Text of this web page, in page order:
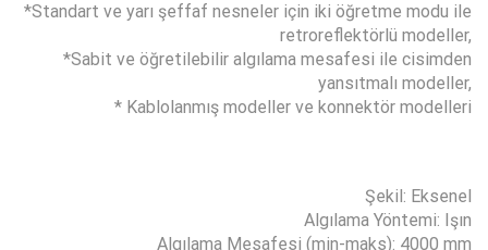
*Standart ve yarı şeffaf nesneler için iki öğretme modu ile
retroreflektörlü modeller,
*Sabit ve öğretilebilir algılama mesafesi ile cisimden
yansıtmalı modeller,
* Kablolanmış modeller ve konnektör modelleri
Şekil: Eksenel
Algılama Yöntemi: Işın
Algılama Mesafesi (min-maks): 4000 mm